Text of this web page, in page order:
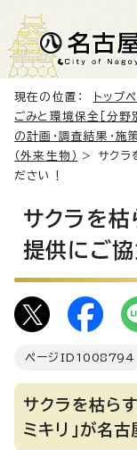
現在の位置： トップ
ごみと環境保全［分野
の計画・調査結果・施
（外来生物）
> サクラ
ださい！
サクラを
提供にご協
ページID 1008794
サクラを枯ら
ミキリ」が名